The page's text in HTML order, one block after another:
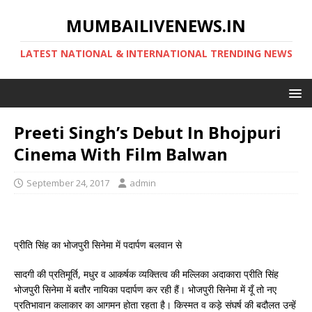
MUMBAILIVENEWS.IN
LATEST NATIONAL & INTERNATIONAL TRENDING NEWS
Preeti Singh’s Debut In Bhojpuri
Cinema With Film Balwan
September 24, 2017 admin
प्रीति सिंह का भोजपुरी सिनेमा में पदार्पण बलवान से
सादगी की प्रतिमूर्ति, मधुर व आकर्षक व्यक्तित्व की मल्लिका अदाकारा प्रीति सिंह
भोजपुरी सिनेमा में बतौर नायिका पदार्पण कर रही हैं। भोजपुरी सिनेमा में यूँ तो नए
प्रतिभावान कलाकार का आगमन होता रहता है। किस्मत व कड़े संघर्ष की बदौलत उन्हें